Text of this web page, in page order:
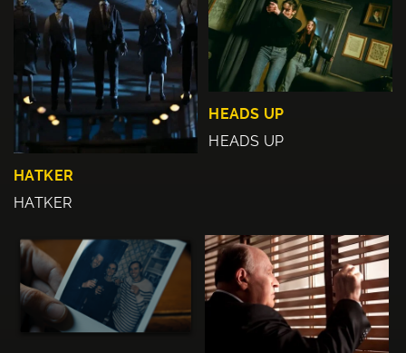
HATKER
HATKER
HEADS UP
HEADS UP